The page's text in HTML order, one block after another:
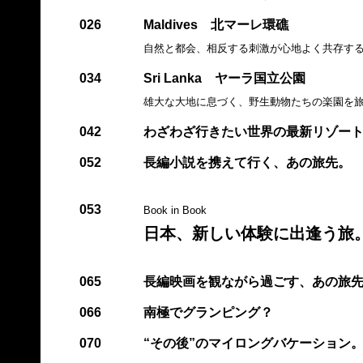
026 Maldives 北マーレ環礁
自然と都会、相反する刺激が心地よく共存する
034 Sri Lanka ヤーラ国立公園
雄大な大地に息づく、野生動物たちの楽園を旅
042 わざわざ行きたい世界の最新リゾート
052 長編小説を携えて行く、あの旅先。
053 Book in Book
日本、新しい体験に出逢う旅。
065 長編映画を観ながら過ごす、あの旅先
066 南極でグランピング？
070 “その後”のマイロングバケーション。